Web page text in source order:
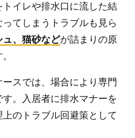
トイレや排水口に流した結
てしまうトラブルも見ら
ュ、猫砂などが詰まりの原
スでは、場合により専門
。入居者に排水マナーを
のトラブル回避策として